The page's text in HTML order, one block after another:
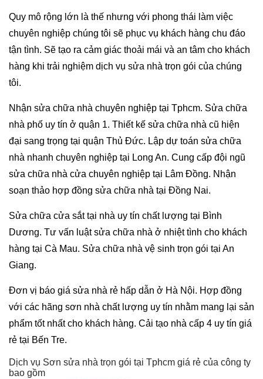
Quy mô rộng lớn là thế nhưng với phong thái làm việc
chuyên nghiệp chúng tôi sẽ phục vụ khách hàng chu đáo
tận tình. Sẽ tạo ra cảm giác thoải mái và an tâm cho khách
hàng khi trải nghiệm dịch vụ sửa nhà trọn gói của chúng
tôi.
Nhận sửa chữa nhà chuyên nghiệp tại Tphcm. Sửa chữa
nhà phố uy tín ở quận 1. Thiết kế sửa chữa nhà cũ hiện
đại sang trọng tại quận Thủ Đức. Lập dự toán sửa chữa
nhà nhanh chuyên nghiệp tại Long An. Cung cấp đội ngũ
sửa chữa nhà cửa chuyên nghiệp tại Lâm Đồng. Nhận
soạn thảo hợp đồng sửa chữa nhà tại Đồng Nai.
Sửa chữa cửa sắt tại nhà uy tín chất lượng tại Bình
Dương. Tư vấn luật sửa chữa nhà ở nhiệt tình cho khách
hàng tại Cà Mau. Sửa chữa nhà vệ sinh trọn gói tại An
Giang.
Đơn vị báo giá sửa nhà rẻ hấp dẫn ở Hà Nội. Hợp đồng
với các hãng sơn nhà chất lượng uy tín nhằm mang lại sản
phẩm tốt nhất cho khách hàng. Cải tạo nhà cấp 4 uy tín giá
rẻ tại Bến Tre.
Dịch vụ Sơn sửa nhà trọn gói tại Tphcm giá rẻ của công ty
bao gồm